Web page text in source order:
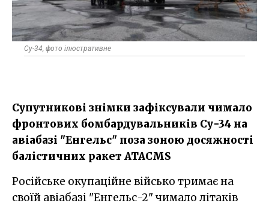
Су-34, фото ілюстративне
Супутникові знімки зафіксували чимало
фронтових бомбардувальників Су-34 на
авіабазі "Енгельс" поза зоною досяжності
балістичних ракет ATACMS
Російське окупаційне військо тримає на
своїй авіабазі "Енгельс-2" чимало літаків